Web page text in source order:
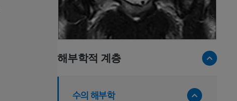
해부학적 계층
수의 해부학